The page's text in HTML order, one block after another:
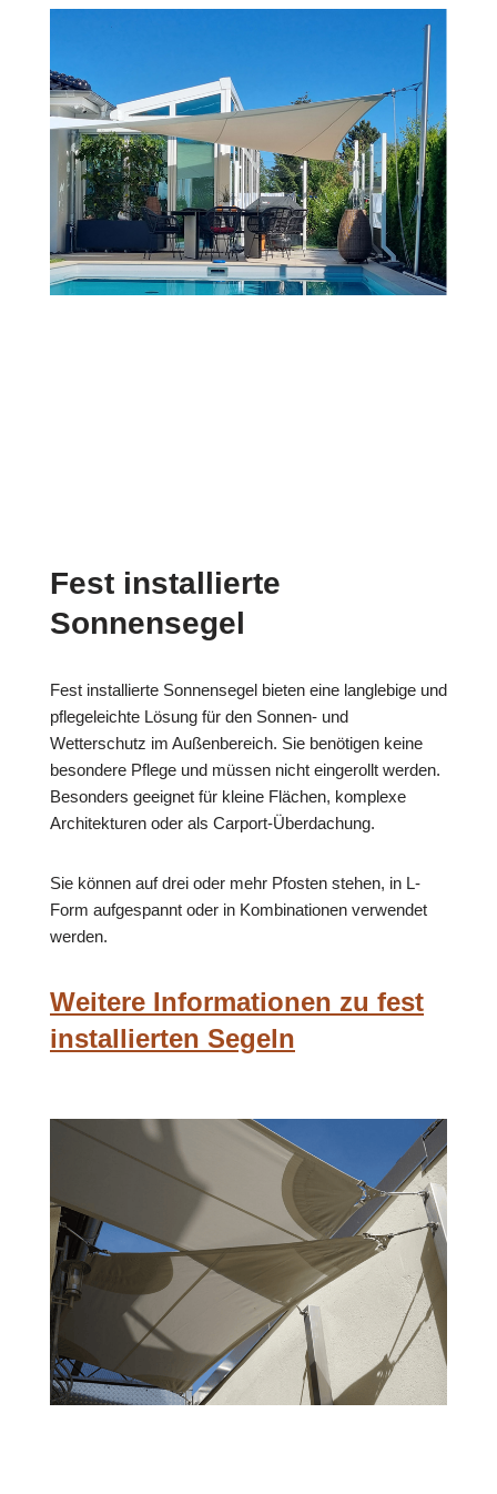
Fest installierte
Sonnensegel
Fest installierte Sonnensegel bieten eine langlebige und
pflegeleichte Lösung für den Sonnen- und
Wetterschutz im Außenbereich. Sie benötigen keine
besondere Pflege und müssen nicht eingerollt werden.
Besonders geeignet für kleine Flächen, komplexe
Architekturen oder als Carport-Überdachung.
Sie können auf drei oder mehr Pfosten stehen, in L-
Form aufgespannt oder in Kombinationen verwendet
werden.
Weitere Informationen zu fest
installierten Segeln